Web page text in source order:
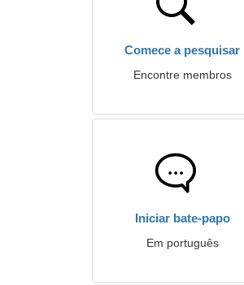
Comece a pesquisar
Encontre membros
Iniciar bate-papo
Em português